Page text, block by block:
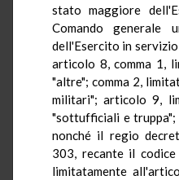
stato maggiore
Comando generale
dell'Esercito in
articolo 8, comma 1,
"altre"; comma 2,
militari"; articolo 9,
"sottufficiali e
nonché il regio
303, recante il
limitatamente